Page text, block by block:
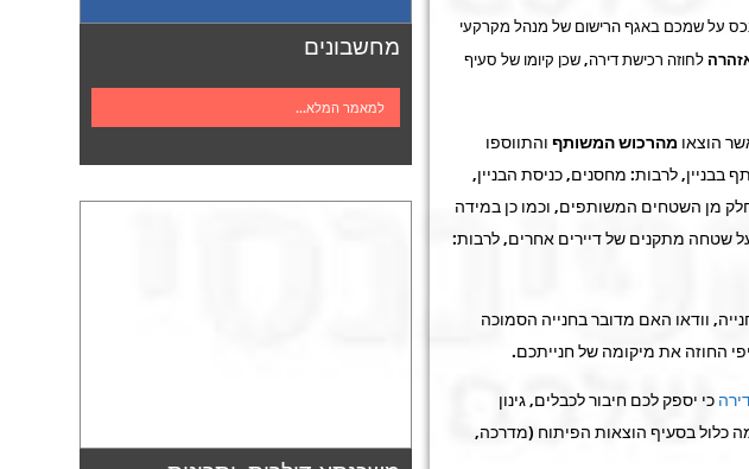
מחשבונים
למאמר המלא...
על שמכם באגף הרישום של מנהל מקרקעי
לחוזה רכישת דירה, שכן קיומו של סעיף
הוצאו מהרכוש המשותף והתווספו
בבניין, לרבות: מחסנים, כניסת הבניין,
חלק מן השטחים המשותפים, וכמו כן במידה
על שטחה מתקנים של דיירים אחרים, לרבות:
וודאו האם מדובר בחנייה הסמוכה
החוזה את מיקומה של חנייתכם.
כי יספק לכם חיבור לכבלים, גינון
כלול בסעיף הוצאות הפיתוח (מדרכה,